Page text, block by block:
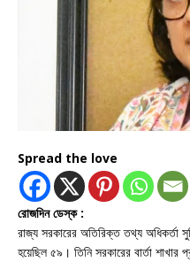
Spread the love
রোজদিন ডেস্ক :
রাজ্য সরকারের অতিরিক্ত তথ্য অধিকর্তা
হয়েছিল ৫৯। তিনি সরকারের বার্তা